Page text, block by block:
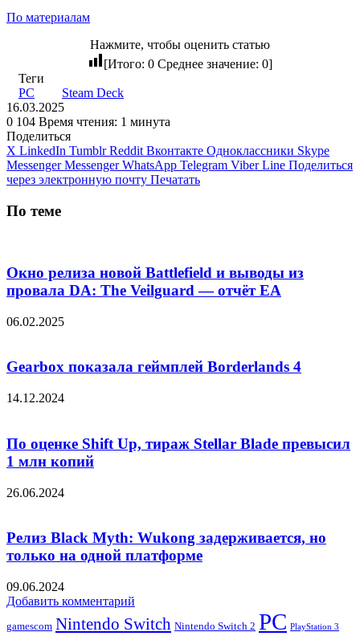
По материалам
Нажмите, чтобы оценить статью
[Итого: 0 Среднее значение: 0]
Теги
PC
Steam Deck
16.03.2025
0 104 Время чтения: 1 минута
Поделиться
X LinkedIn Tumblr Reddit Вконтакте Одноклассники Skype
Messenger Messenger WhatsApp Telegram Viber Line Поделиться
через электронную почту Печатать
По теме
Окно релиза новой Battlefield и выводы из
провала DA: The Veilguard — отчёт EA
06.02.2025
Gearbox показала геймплей Borderlands 4
14.12.2024
По оценке Shift Up, тираж Stellar Blade превысил
1 млн копий
26.06.2024
Релиз Black Myth: Wukong задерживается, но
только на одной платформе
09.06.2024
Добавить комментарий
gamescom Nintendo Switch Nintendo Switch 2 PC PlayStation 3